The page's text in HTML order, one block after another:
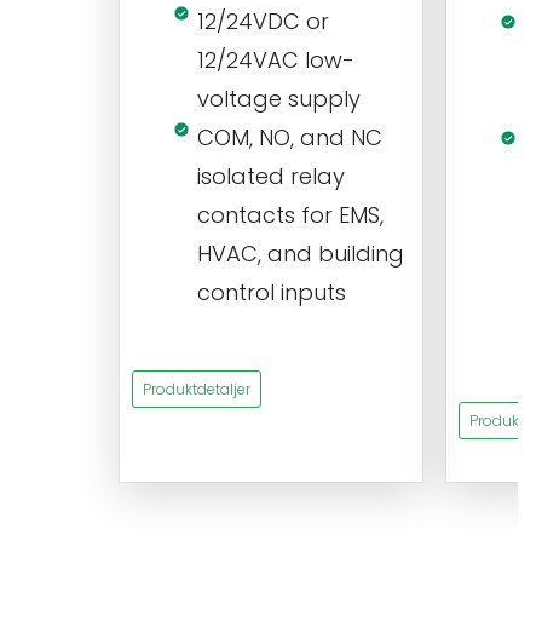
12/24VDC or
12/24VAC low-
voltage supply
COM, NO, and NC
isolated relay
contacts for EMS,
HVAC, and building
control inputs
Produktdetaljer